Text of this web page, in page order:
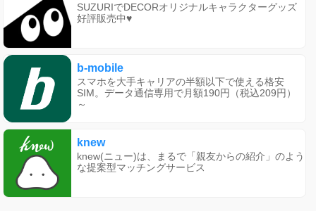
SUZURIでDECORオリジナルキャラクターグッズ
好評販売中♥
b-mobile
スマホを大手キャリアの半額以下で使える格安
SIM。データ通信専用で月額190円（税込209円）
～
knew
knew(ニュー)は、まるで「親友からの紹介」のよう
な提案型マッチングサービス